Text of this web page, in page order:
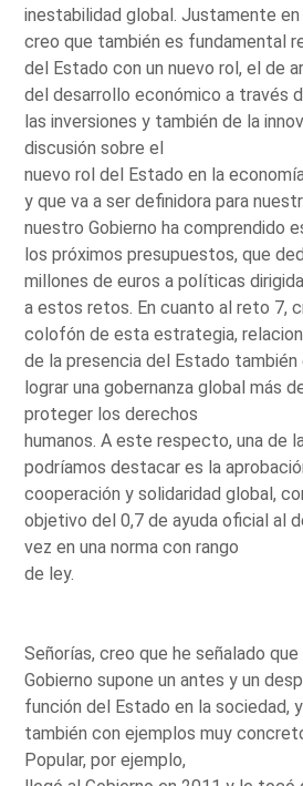
inestabilidad global. Justamente
creo que también es fundamental
del Estado con un nuevo rol, el de
del desarrollo económico a través
las inversiones y también de la
discusión sobre el
nuevo rol del Estado en la
y que va a ser definidora para
nuestro Gobierno ha comprendido
los próximos presupuestos, que
millones de euros a políticas
a estos retos. En cuanto al reto 7,
colofón de esta estrategia,
de la presencia del Estado también
lograr una gobernanza global más
proteger los derechos
humanos. A este respecto, una de
podríamos destacar es la
cooperación y solidaridad global,
objetivo del 0,7 de ayuda oficial al
vez en una norma con rango
de ley.
Señorías, creo que he señalado
Gobierno supone un antes y un
función del Estado en la sociedad,
también con ejemplos muy
Popular, por ejemplo,